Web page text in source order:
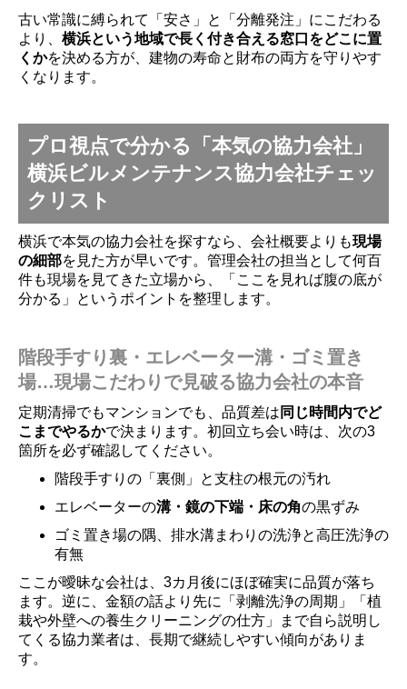
古い常識に縛られて「安さ」と「分離発注」にこだわる
より、 横浜という地域で長く付き合える窓口をどこに置
くかを決める方が、建物の寿命と財布の両方を守りやす
くなります。
プロ視点で分かる「本気の協力会社」
横浜ビルメンテナンス協力会社チェッ
クリスト
横浜で本気の協力会社を探すなら、会社概要よりも現場
の細部を見た方が早いです。管理会社の担当として何百
件も現場を見てきた立場から、「ここを見れば腹の底が
分かる」というポイントを整理します。
階段手すり裏・エレベーター溝・ゴミ置き
場…現場こだわりで見破る協力会社の本音
定期清掃でもマンションでも、品質差は 同じ時間内でど
こまでやるかで決まります。初回立ち会い時は、次の3
箇所を必ず確認してください。
階段手すりの「裏側」と支柱の根元の汚れ
エレベーターの溝・鏡の下端・床の角の黒ずみ
ゴミ置き場の隅、排水溝まわりの洗浄と高圧洗浄の
有無
ここが曖昧な会社は、3カ月後にほぼ確実に品質が落ち
ます。逆に、金額の話より先に「剥離洗浄の周期」「植
栽や外壁への養生クリーニングの仕方」まで自ら説明し
てくる協力業者は、長期で継続しやすい傾向がありま
す。